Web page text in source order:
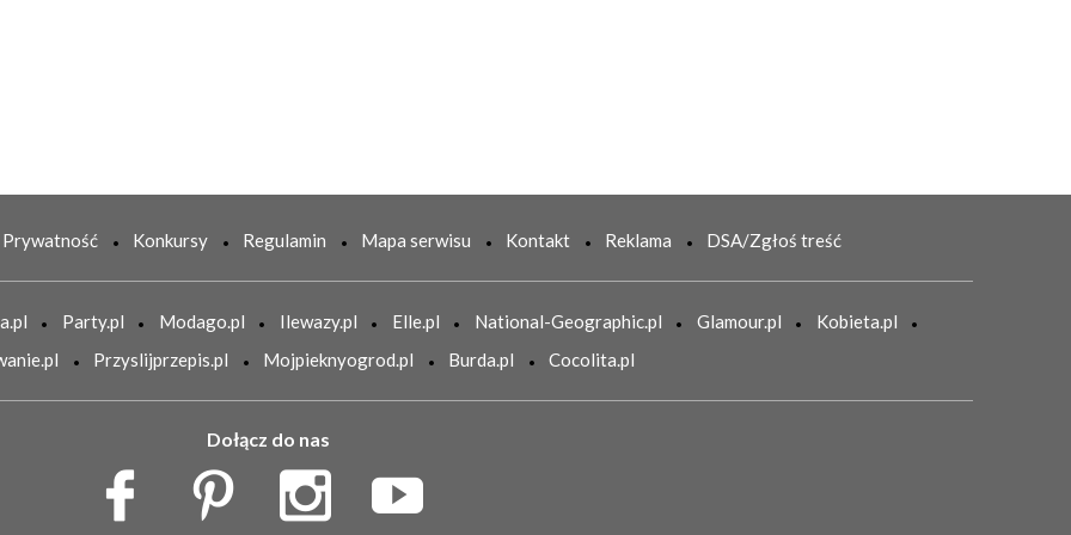
Prywatność Konkursy Regulamin Mapa serwisu Kontakt Reklama DSA/Zgłoś treść
Party.pl Modago.pl Ilewazy.pl Elle.pl National-Geographic.pl Glamour.pl
Kobieta.pl
Przyslijprzepis.pl Mojpieknyogrod.pl Burda.pl Cocolita.pl
Dołącz do nas